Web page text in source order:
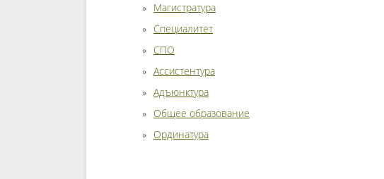
Магистратура
Специалитет
СПО
Ассистентура
Адъюнктура
Общее образование
Ординатура